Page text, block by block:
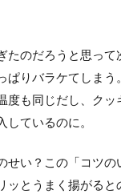
たのだろうと思って
ぱりバラケてしまう
度も同じだし、クッ
しているのに。
せい？この「コツの
ッとうまく揚がると